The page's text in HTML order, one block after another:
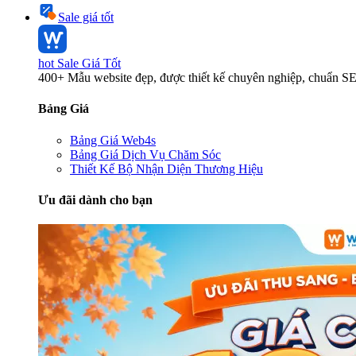
Sale giá tốt
hot Sale Giá Tốt
400+ Mẫu website đẹp, được thiết kế chuyên nghiệp, chuẩn
Bảng Giá
Bảng Giá Web4s
Bảng Giá Dịch Vụ Chăm Sóc
Thiết Kế Bộ Nhận Diện Thương Hiệu
Ưu đãi dành cho bạn